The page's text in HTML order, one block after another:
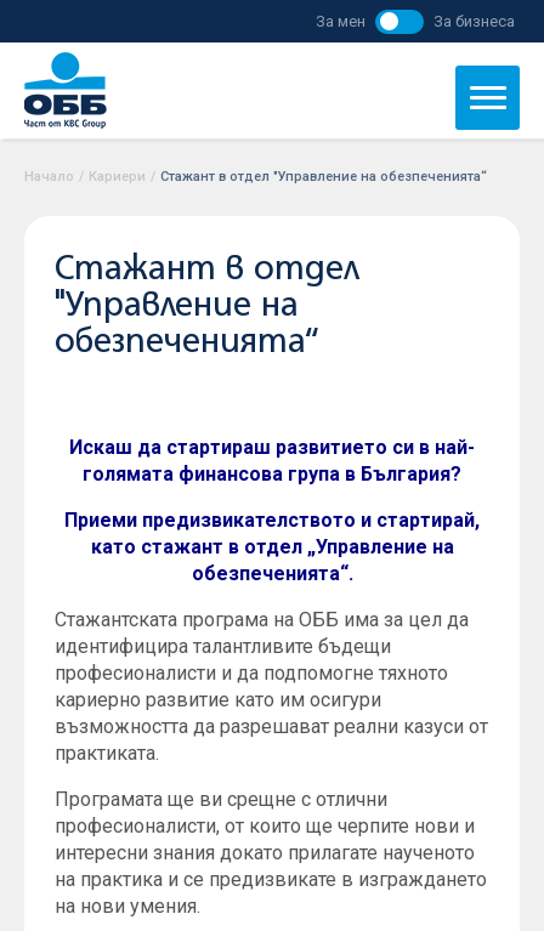
За мен За бизнеса
Начало / Кариери / Стажант в отдел "Управление на обезпеченията“
Стажант в отдел
"Управление на
обезпеченията“
Искаш да стартираш развитието си в най-
голямата финансова група в България?
Приеми предизвикателството и стартирай,
като стажант в отдел „Управление на
обезпеченията“.
Стажантската програма на ОББ има за цел да
идентифицира талантливите бъдещи
професионалисти и да подпомогне тяхното
кариерно развитие като им осигури
възможността да разрешават реални казуси от
практиката.
Програмата ще ви срещне с отлични
професионалисти, от които ще черпите нови и
интересни знания докато прилагате наученото
на практика и се предизвикате в изграждането
на нови умения.